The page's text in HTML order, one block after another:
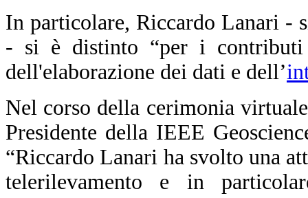
In particolare, Riccardo Lanari -
- si è distinto “per i contributi
dell'elaborazione dei dati e dell’
Nel corso della cerimonia
Presidente della IEEE
“Riccardo Lanari ha svolto una
telerilevamento e in